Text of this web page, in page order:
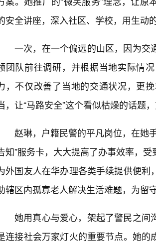
安全讲座，深入社区、学校，用生动
一次，在一个偏远的山区，因为交
团队前往调研，并根据当地实际情
，不仅改善了当地的交通状况，更
，让“马路安全”这个看似枯燥的话题
赵琳，户籍民警的平凡岗位，在她
知”服务卡，大大提高了办事效率，
外国友人在华办理各类手续提供便
辖区内孤寡老人解决生活难题，为留
她用真心与爱心，架起了警民之间
连接社会万家灯火的重要节点。她